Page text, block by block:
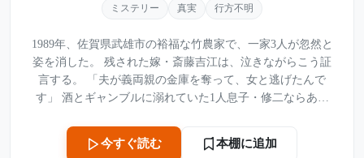
ミステリー 真実 行方不明
1989年、佐賀県武雄市の裕福な竹農家で、一家3人が忽然と
姿を消した。 残された嫁・斎藤吉江は、泣きながらこう証
言する。 「夫が義両親の金庫を奪って、女と逃げたんで
す」 酒とギャンブルに溺れていた1人息子・修二ならあり
た夫と義両親を待ちながら農場を守る“健気な嫁”として同
情され続ける。 しかし12年後、大雨で崩れた竹林の土の中
今すぐ読む 本棚に追加